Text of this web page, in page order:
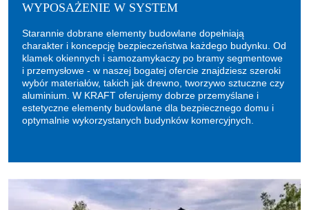
WYPOSAŻENIE W SYSTEM
Starannie dobrane elementy budowlane dopełniają
charakter i koncepcję bezpieczeństwa każdego budynku. Od
klamek okiennych i samozamykaczy po bramy segmentowe
i przemysłowe - w naszej bogatej ofercie znajdziesz szeroki
wybór materiałów, takich jak drewno, tworzywo sztuczne czy
aluminium. W KRAFT oferujemy dobrze przemyślane i
estetyczne elementy budowlane dla bezpiecznego domu i
optymalnie wykorzystanych budynków komercyjnych.